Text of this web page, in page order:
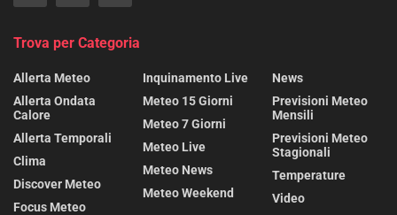
Trova per Categoria
Allerta Meteo
Allerta Ondata
Calore
Allerta Temporali
Clima
Discover Meteo
Focus Meteo
Inquinamento Live
Meteo 15 Giorni
Meteo 7 Giorni
Meteo Live
Meteo News
Meteo Weekend
News
Previsioni Meteo
Mensili
Previsioni Meteo
Stagionali
Temperature
Video